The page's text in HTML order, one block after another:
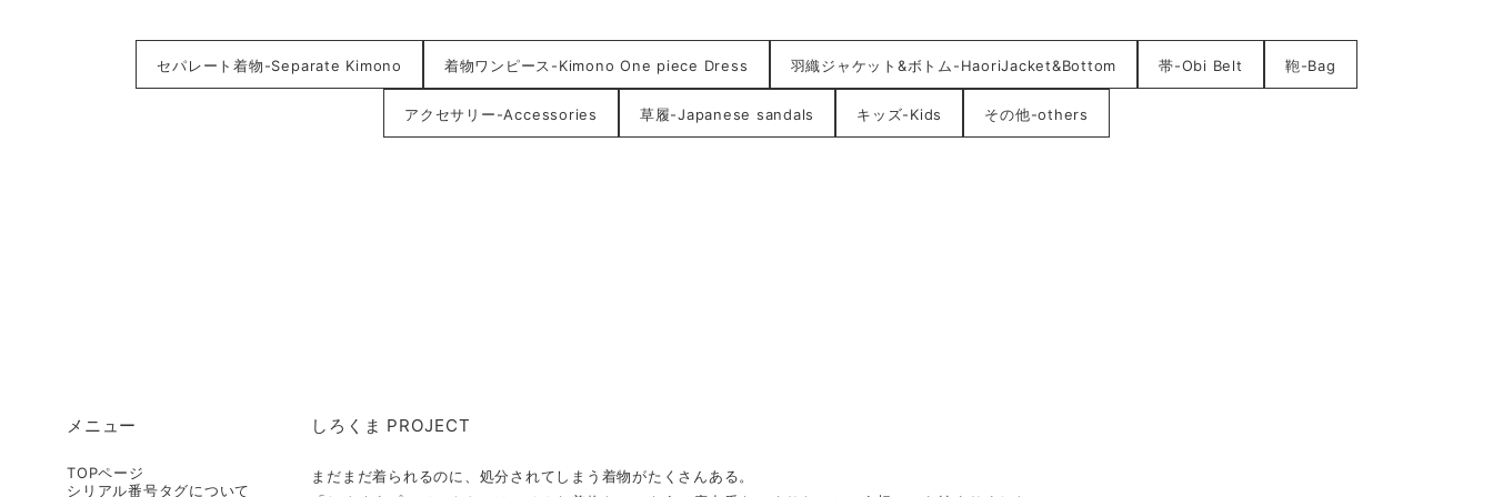
セパレート着物-Separate Kimono 着物ワンピース-Kimono One piece Dress 羽織ジャケット&ボトム-HaoriJacket&Bottom 帯-Obi Belt 鞄-Bag
アクセサリー-Accessories 草履-Japanese sandals キッズ-Kids その他-others
しろくま PROJECT
まだまだ着られるのに、処分されてしまう着物がたくさんある。
メニュー
TOPページ
シリアル番号タグについて